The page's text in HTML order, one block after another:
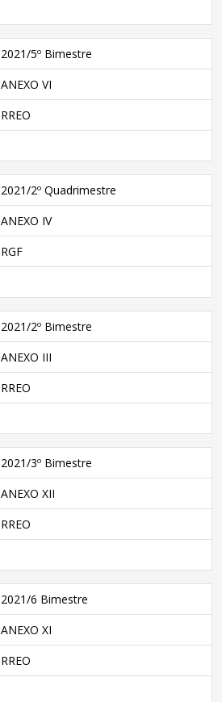
2021/5º Bimestre
ANEXO VI
RREO
2021/2º Quadrimestre
ANEXO IV
RGF
2021/2º Bimestre
ANEXO III
RREO
2021/3º Bimestre
ANEXO XII
RREO
2021/6 Bimestre
ANEXO XI
RREO